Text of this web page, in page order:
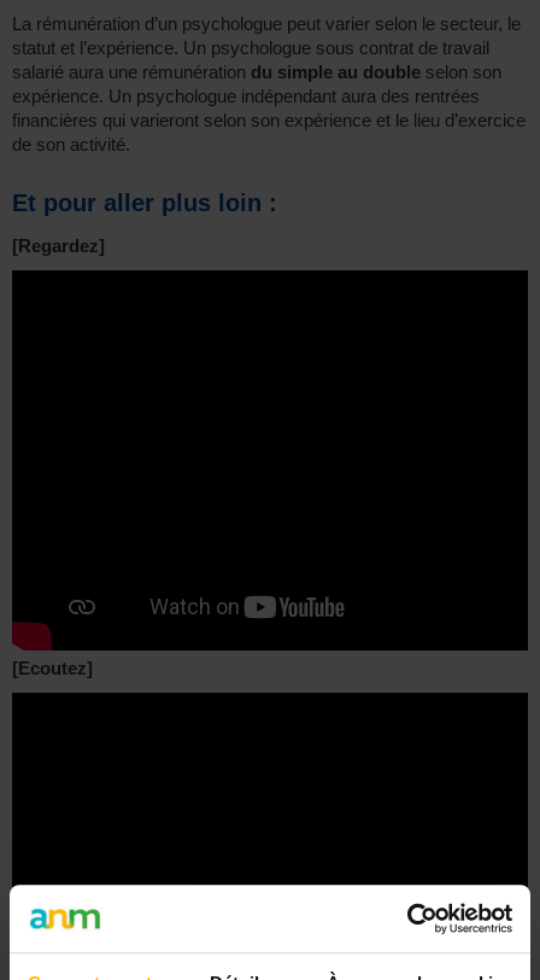
La rémunération d’un psychologue peut varier selon le secteur, le
statut et l’expérience. Un psychologue sous contrat de travail
salarié aura une rémunération du simple au double selon son
expérience. Un psychologue indépendant aura des rentrées
financières qui varieront selon son expérience et le lieu d’exercice
de son activité.
Et pour aller plus loin :
[Regardez]
[Ecoutez]